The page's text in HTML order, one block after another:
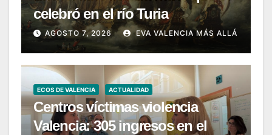
celebró en el río Turia
AGOSTO 7, 2026 EVA VALENCIA MÁS ALLÁ
ECOS DE VALENCIA ACTUALIDAD
Centros víctimas violencia
Valencia: 305 ingresos en el